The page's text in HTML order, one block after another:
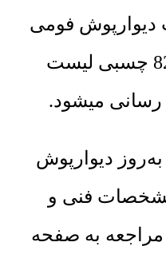
دیوارپوش فومی
ارزان وارداتی کد 82 چسبی لیست
رسانی میشود.
دیوارپوش
فنی و
مراجعه به صفحه